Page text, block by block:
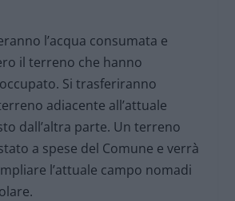
l’acqua consumata e
il terreno che hanno
Si trasferiranno
adiacente all’attuale
dall’altra parte. Un terreno
a spese del Comune e verrà
l’attuale campo nomadi